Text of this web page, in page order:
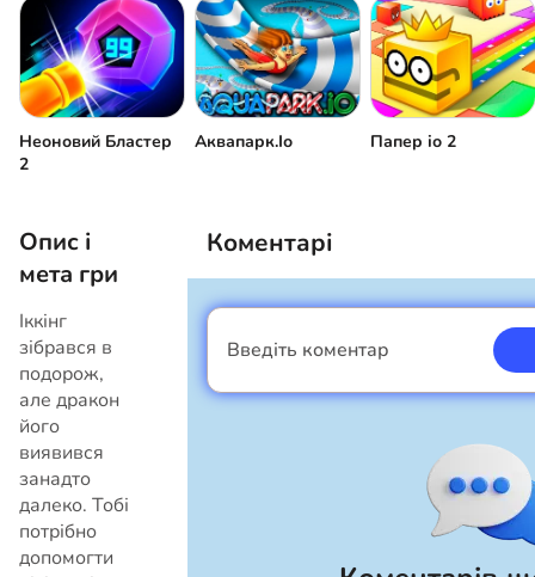
Неоновий Бластер
2
Аквапарк.Іо Папер іо 2
Опис і
мета гри
Іккінг
зібрався в
подорож,
але дракон
його
виявився
занадто
далеко. Тобі
потрібно
допомогти
Коментарі
Введіть коментар
Я хлопець